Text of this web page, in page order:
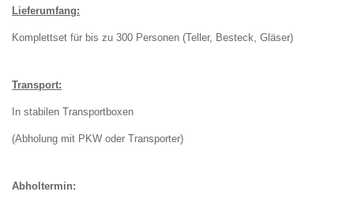
Lieferumfang:
Komplettset für bis zu 300 Personen (Teller, Besteck, Gläser)
Transport:
In stabilen Transportboxen
(Abholung mit PKW oder Transporter)
Abholtermin: